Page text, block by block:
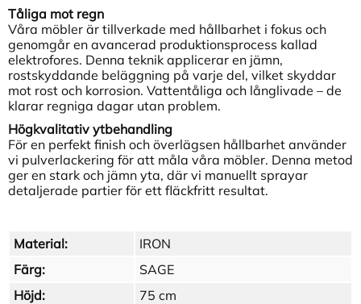
Tåliga mot regn
Våra möbler är tillverkade med hållbarhet i fokus och
genomgår en avancerad produktionsprocess kallad
elektrofores. Denna teknik applicerar en jämn,
rostskyddande beläggning på varje del, vilket skyddar
mot rost och korrosion. Vattentåliga och långlivade – de
klarar regniga dagar utan problem.
Högkvalitativ ytbehandling
För en perfekt finish och överlägsen hållbarhet använder
vi pulverlackering för att måla våra möbler. Denna metod
ger en stark och jämn yta, där vi manuellt sprayar
detaljerade partier för ett fläckfritt resultat.
Material:
IRON
Färg:
SAGE
Höjd:
75 cm